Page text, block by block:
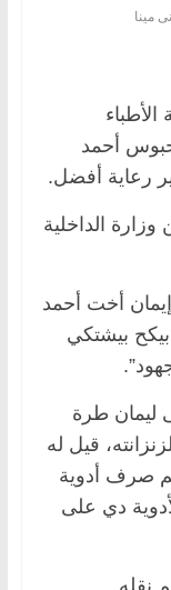
مينا
أحمد
رعاية أفضل.
الداخلية
إيمان أخت أحمد
بيشتكي
ليمان طرة
قيل له
صرف أدوية
دي على
نقله